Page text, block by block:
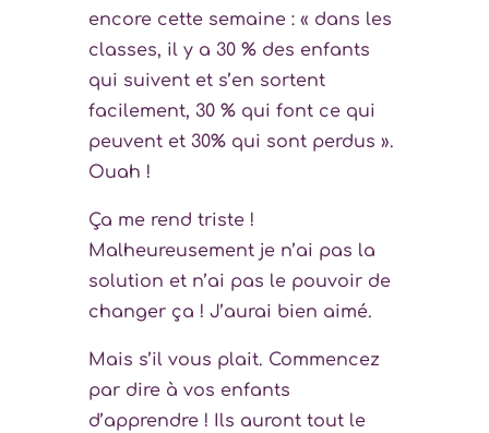
encore cette semaine : « dans les
classes, il y a 30 % des enfants
qui suivent et s’en sortent
facilement, 30 % qui font ce qui
peuvent et 30% qui sont perdus ».
Ouah !
Ça me rend triste !
Malheureusement je n’ai pas la
solution et n’ai pas le pouvoir de
changer ça ! J’aurai bien aimé.
Mais s’il vous plait. Commencez
par dire à vos enfants
d’apprendre ! Ils auront tout le